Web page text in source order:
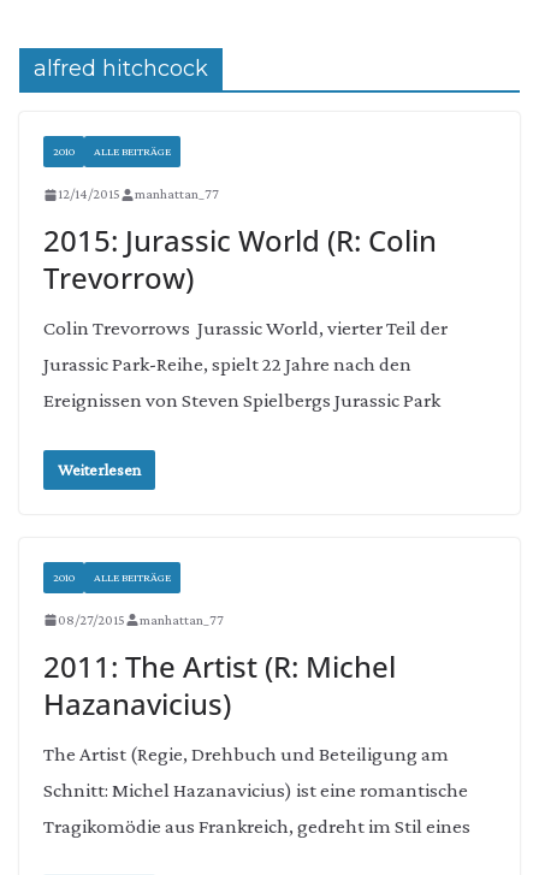
alfred hitchcock
2010 ALLE BEITRÄGE
12/14/2015 manhattan_77
2015: Jurassic World (R: Colin
Trevorrow)
Colin Trevorrows Jurassic World, vierter Teil der
Jurassic Park-Reihe, spielt 22 Jahre nach den
Ereignissen von Steven Spielbergs Jurassic Park
Weiterlesen
2010 ALLE BEITRÄGE
08/27/2015 manhattan_77
2011: The Artist (R: Michel
Hazanavicius)
The Artist (Regie, Drehbuch und Beteiligung am
Schnitt: Michel Hazanavicius) ist eine romantische
Tragikomödie aus Frankreich, gedreht im Stil eines